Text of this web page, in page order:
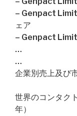
– Genpact
ェア
– Genpact
…
…
企業別売上及び
世界のコンタク
年）